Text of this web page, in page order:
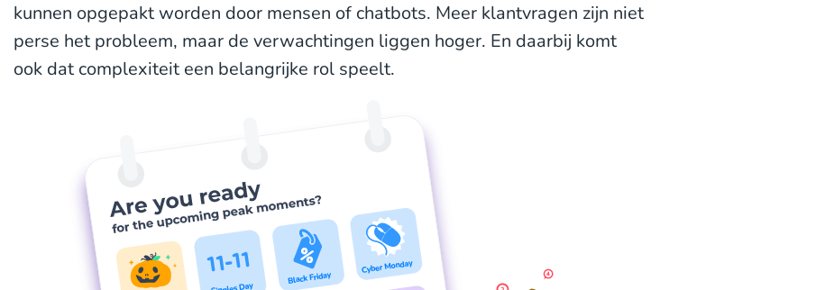
kunnen opgepakt worden door mensen of chatbots. Meer klantvragen zijn niet
perse het probleem, maar de verwachtingen liggen hoger. En daarbij komt
ook dat complexiteit een belangrijke rol speelt.